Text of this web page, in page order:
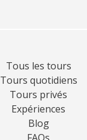
Tous les tours
Tours quotidiens
Tours privés
Expériences
Blog